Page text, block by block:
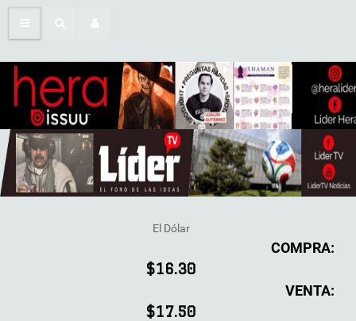
El Dólar
COMPRA:
$16.30
VENTA:
$17.50